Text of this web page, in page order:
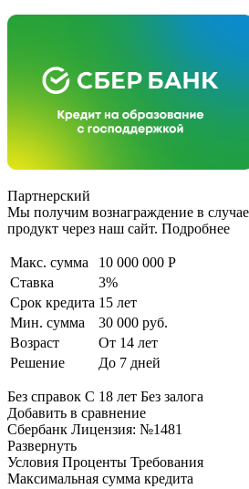
Партнерский
Мы получим вознаграждение в
продукт через наш сайт. Подробнее
Макс. сумма
10 000 000 Р
Ставка
3%
Срок кредита 15 лет
Мин. сумма
30 000 руб.
Возраст
От 14 лет
Решение
До 7 дней
Без справок С 18 лет Без залога
Добавить в сравнение
Сбербанк Лицензия: №1481
Развернуть
Условия Проценты Требования
Максимальная сумма кредита